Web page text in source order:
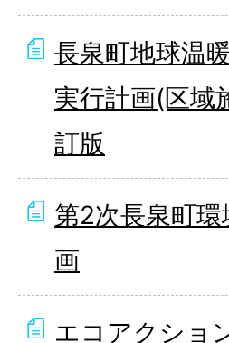
長泉町地球温
実行計画(区域
訂版
第2次長泉町環
画
エコアクショ